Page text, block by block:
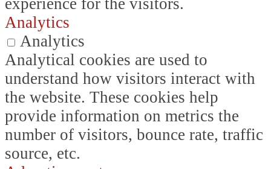
Analytics
Analytics
Analytical cookies are used to
understand how visitors interact with
the website. These cookies help
provide information on metrics the
number of visitors, bounce rate, traffic
source, etc.